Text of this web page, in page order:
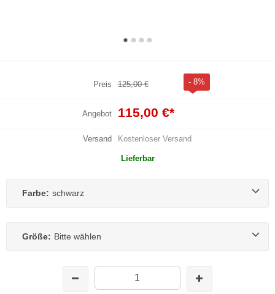
Preis 125,00 € - 8%
Angebot 115,00 €*
Versand Kostenloser Versand
Lieferbar
Farbe: schwarz
Größe: Bitte wählen